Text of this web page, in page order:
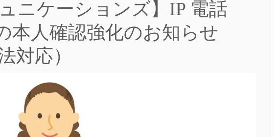
ニケーションズ】IP 電話
本人確認強化のお知らせ
対応）